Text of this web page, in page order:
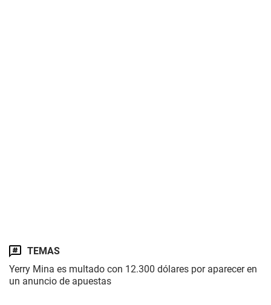
TEMAS
Yerry Mina es multado con 12.300 dólares por aparecer en
un anuncio de apuestas